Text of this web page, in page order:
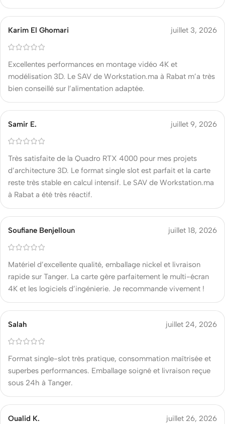
Karim El Ghomari juillet 3, 2026
Excellentes performances en montage vidéo 4K et
modélisation 3D. Le SAV de Workstation.ma à Rabat m’a très
bien conseillé sur l’alimentation adaptée.
Samir E. juillet 9, 2026
Très satisfaite de la Quadro RTX 4000 pour mes projets
d’architecture 3D. Le format single slot est parfait et la carte
reste très stable en calcul intensif. Le SAV de Workstation.ma
à Rabat a été très réactif.
Soufiane Benjelloun juillet 18, 2026
Matériel d’excellente qualité, emballage nickel et livraison
rapide sur Tanger. La carte gère parfaitement le multi-écran
4K et les logiciels d’ingénierie. Je recommande vivement !
Salah juillet 24, 2026
Format single-slot très pratique, consommation maîtrisée et
superbes performances. Emballage soigné et livraison reçue
sous 24h à Tanger.
Oualid K. juillet 26, 2026